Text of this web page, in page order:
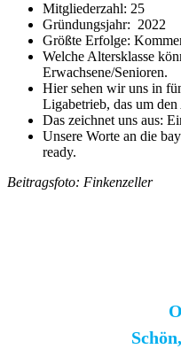
Mitgliederzahl: 25
Gründungsjahr: 2022
Größte Erfolge:
Welche Altersklasse
Erwachsene/Senioren.
Hier sehen wir uns in
Ligabetrieb, das um
Das zeichnet uns aus:
Unsere Worte an die
ready.
Beitragsfoto: Finkenzeller